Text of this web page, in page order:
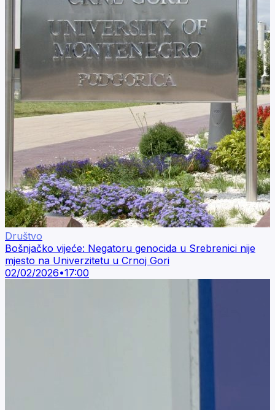
Društvo
Bošnjačko vijeće: Negatoru genocida u Srebrenici nije
mjesto na Univerzitetu u Crnoj Gori
02/02/2026•17:00